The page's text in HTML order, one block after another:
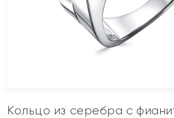
Кольцо из серебра с